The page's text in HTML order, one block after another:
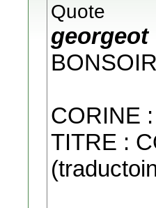
Quote
georgeot
CORINE
TITRE :